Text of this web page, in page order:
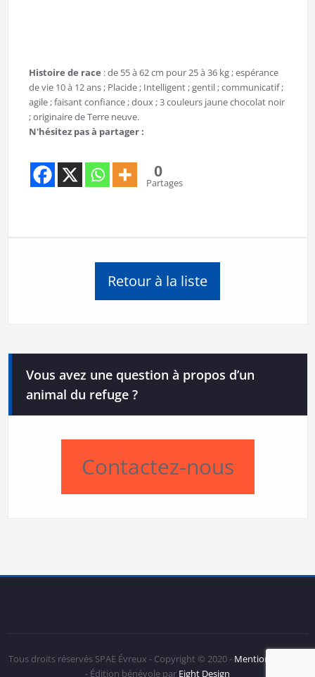
Histoire de race : de 55 à 62 cm pour 25 à 36 kg ; espérance
de vie 10 à 12 ans ; Placide ; Intelligent ; gentil ; communicatif ;
agile ; faisant confiance ; doux ; 3 couleurs jaune chocolat noir
; originaire de Terre neuve.
N'hésitez pas à partager :
0
Partages
Retour à la liste
Vous avez une question à propos d’un
animal du refuge ?
Contactez-nous
Tous droits réservés SPAE Évreux - Copyright © 2020 - Mentions Légales
- Édition bénévole par Eight Design